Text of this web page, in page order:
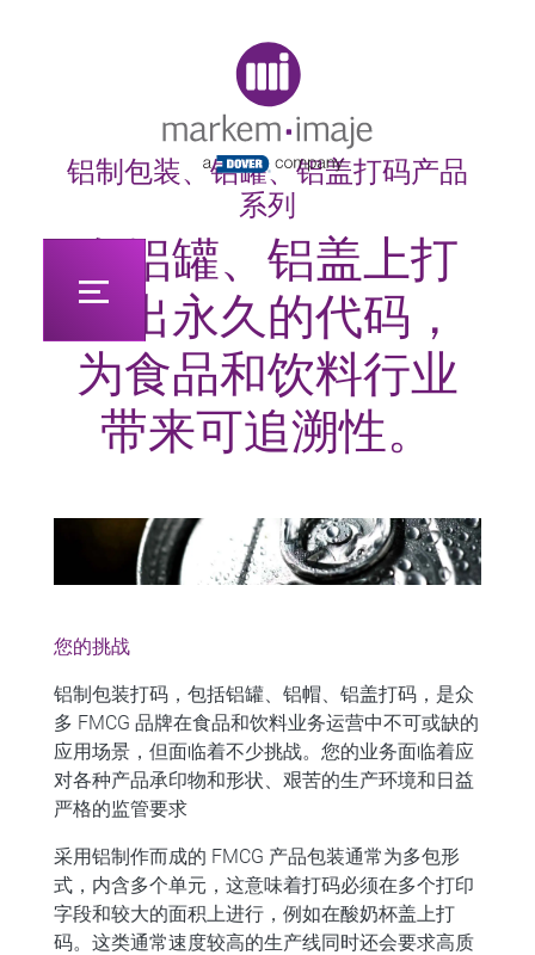
铝制包装、铝罐、铝盖打码产品
系列
在铝罐、铝盖上打
印出永久的代码，
为食品和饮料行业
带来可追溯性。
您的挑战
铝制包装打码，包括铝罐、铝帽、铝盖打码，是众
多 FMCG 品牌在食品和饮料业务运营中不可或缺的
应用场景，但面临着不少挑战。您的业务面临着应
对各种产品承印物和形状、艰苦的生产环境和日益
严格的监管要求
采用铝制作而成的 FMCG 产品包装通常为多包形
式，内含多个单元，这意味着打码必须在多个打印
字段和较大的面积上进行，例如在酸奶杯盖上打
码。这类通常速度较高的生产线同时还会要求高质